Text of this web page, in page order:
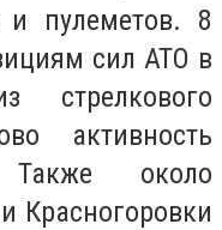
и пулеметов. 8
сил АТО в
стрелкового
активность
Также около
Красногоровки